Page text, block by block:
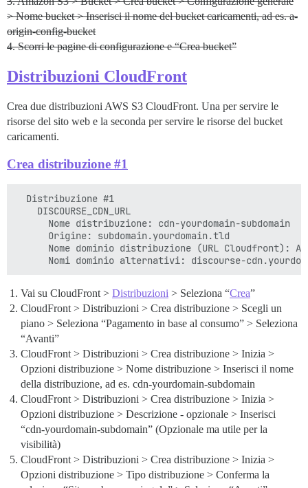
> Nome bucket > Inserisci il nome del bucket caricamenti, ad es. a-
origin-config-bucket
4. Scorri le pagine di configurazione e “Crea bucket”
Distribuzioni CloudFront
Crea due distribuzioni AWS S3 CloudFront. Una per servire le
risorse del sito web e la seconda per servire le risorse del bucket
caricamenti.
Crea distribuzione #1
  Distribuzione #1
    DISCOURSE_CDN_URL
      Nome distribuzione: cdn-yourdomain-subdomain
      Origine: subdomain.yourdomain.tld
Nome dominio distribuzione (URL Cloudfront):
Vai su CloudFront > Distribuzioni > Seleziona “Crea”
CloudFront > Distribuzioni > Crea distribuzione > Scegli un
piano > Seleziona “Pagamento in base al consumo” > Seleziona
“Avanti”
CloudFront > Distribuzioni > Crea distribuzione > Inizia >
Opzioni distribuzione > Nome distribuzione > Inserisci il nome
della distribuzione, ad es. cdn-yourdomain-subdomain
CloudFront > Distribuzioni > Crea distribuzione > Inizia >
Opzioni distribuzione > Descrizione - opzionale > Inserisci
“cdn-yourdomain-subdomain” (Opzionale ma utile per la
visibilità)
CloudFront > Distribuzioni > Crea distribuzione > Inizia >
Opzioni distribuzione > Tipo distribuzione > Conferma la